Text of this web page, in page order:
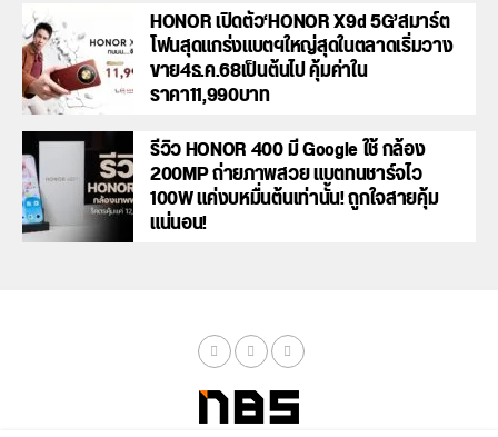
HONOR เปิดตัว‘HONOR X9d 5G’สมาร์ต
โฟนสุดแกร่งแบตฯใหญ่สุดในตลาดเริ่มวาง
ขาย4ธ.ค.68เป็นต้นไป คุ้มค่าใน
ราคา11,990บาท
รีวิว HONOR 400 มี Google ใช้ กล้อง
200MP ถ่ายภาพสวย แบตทนชาร์จไว
100W แค่งบหมื่นต้นเท่านั้น! ถูกใจสายคุ้ม
แน่นอน!